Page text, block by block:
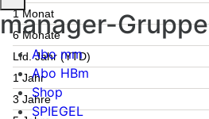
1 Monat
6 Monate
Lfd. Jahr (YTD)
1 Jahr
3 Jahre
manager-Gruppe
Abo mm
Abo HBm
Shop
SPIEGEL